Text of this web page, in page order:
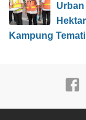
Kampung